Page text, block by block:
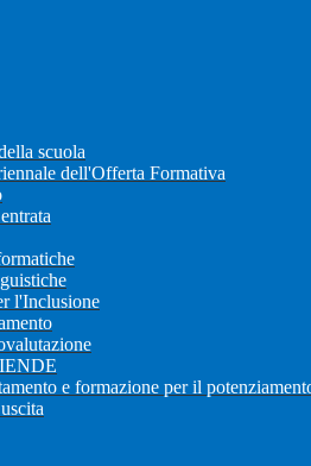
scuola
dell'Offerta Formativa
l'Inclusione
e formazione per il